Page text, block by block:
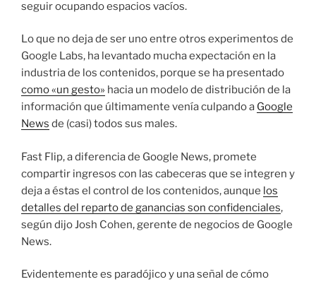
seguir ocupando espacios vacíos.
Lo que no deja de ser uno entre otros experimentos de
Google Labs, ha levantado mucha expectación en la
industria de los contenidos, porque se ha presentado
como «un gesto» hacia un modelo de distribución de la
información que últimamente venía culpando a Google
News de (casi) todos sus males.
Fast Flip, a diferencia de Google News, promete
compartir ingresos con las cabeceras que se integren y
deja a éstas el control de los contenidos, aunque los
detalles del reparto de ganancias son confidenciales,
según dijo Josh Cohen, gerente de negocios de Google
News.
Evidentemente es paradójico y una señal de cómo